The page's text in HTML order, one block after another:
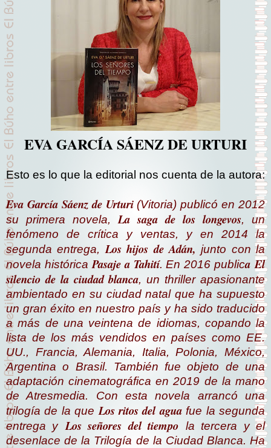
EVA GARCÍA SÁENZ DE URTURI
Esto es lo que la editorial nos cuenta de la autora:
Eva García Sáenz de Urturi(Vitoria) publicó en 2012
su primera novela, La saga de los longevos, un
fenómeno de crítica y ventas, y en 2014 la
segunda entrega, Los hijos de Adán, junto con la
novela histórica Pasaje a Tahití. En 2016 publicaEl
silencio de la ciudad blanca, unthrillerapasionante
ambientado en su ciudad natal que ha supuesto
un gran éxito en nuestro país y ha sido traducido
a más de una veintena de idiomas, copando la
lista de los más vendidos en países como EE.
UU., Francia, Alemania, Italia, Polonia, México,
Argentina o Brasil. También fue objeto de una
adaptación cinematográfica en 2019 de la mano
de Atresmedia. Con esta novela arrancó una
trilogía de la que Los ritos del aguafue la segunda
entrega y Los señores del tiempo la tercera y el
desenlace de la Trilogía de la Ciudad Blanca. Ha